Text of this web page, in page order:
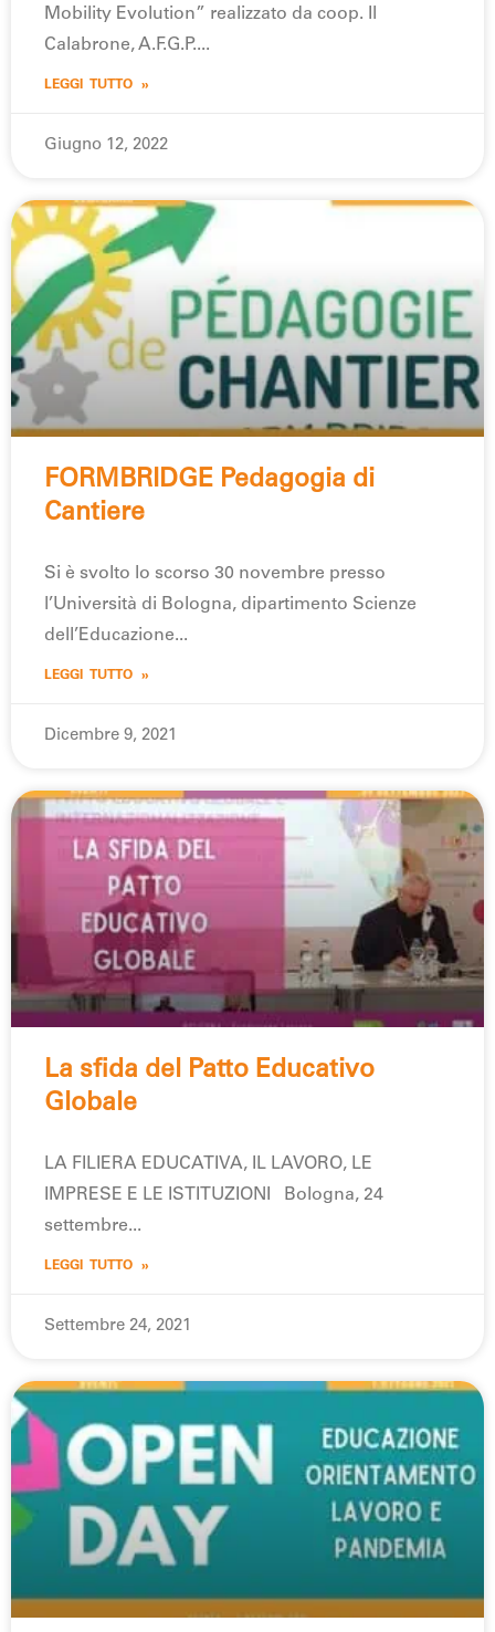
Mobility Evolution” realizzato da coop. Il
Calabrone, A.F.G.P.
LEGGI TUTTO »
Giugno 12, 2022
FORMBRIDGE Pedagogia di
Cantiere
Si è svolto lo scorso 30 novembre presso
l’Università di Bologna, dipartimento Scienze
dell’Educazione
LEGGI TUTTO »
Dicembre 9, 2021
La sfida del Patto Educativo
Globale
LA FILIERA EDUCATIVA, IL LAVORO, LE
IMPRESE E LE ISTITUZIONI Bologna, 24
settembre
LEGGI TUTTO »
Settembre 24, 2021